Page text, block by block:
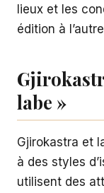
lieux et les
édition à
labe »
Gjirokastra et
à des styles
utilisent des